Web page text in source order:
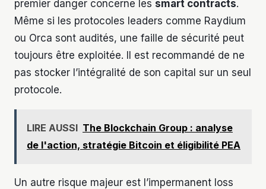
premier danger concerne les smart contracts.
Même si les protocoles leaders comme Raydium
ou Orca sont audités, une faille de sécurité peut
toujours être exploitée. Il est recommandé de ne
pas stocker l’intégralité de son capital sur un seul
protocole.
LIRE AUSSI The Blockchain Group : analyse
de l'action, stratégie Bitcoin et éligibilité PEA
Un autre risque majeur est l’impermanent loss